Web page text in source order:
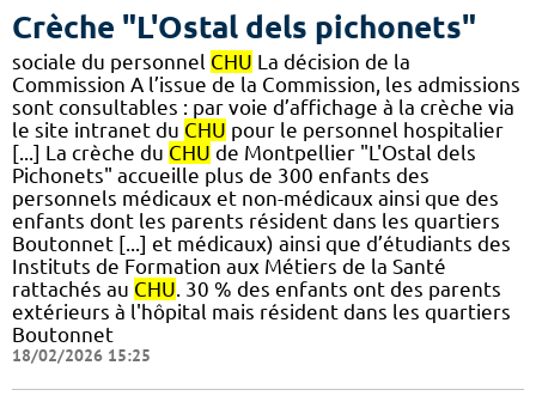
Crèche "L'Ostal dels pichonets"
sociale du personnel CHU La décision de la
Commission A l’issue de la Commission, les admissions
sont consultables : par voie d’affichage à la crèche via
le site intranet du CHU pour le personnel hospitalier
[...] La crèche du CHU de Montpellier "L'Ostal dels
Pichonets" accueille plus de 300 enfants des
personnels médicaux et non-médicaux ainsi que des
enfants dont les parents résident dans les quartiers
Boutonnet [...] et médicaux) ainsi que d’étudiants des
Instituts de Formation aux Métiers de la Santé
rattachés au CHU . 30 % des enfants ont des parents
extérieurs à l'hôpital mais résident dans les quartiers
Boutonnet
18/02/2026 15:25